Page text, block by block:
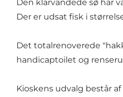
Den klarvandede sø har
Der er udsat fisk i
Det totalrenoverede
handicaptoilet og
Kioskens udvalg består